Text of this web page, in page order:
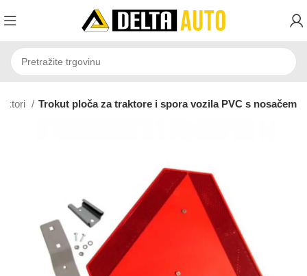
Trokut ploča za traktore i spora vozila PVC s nosačem